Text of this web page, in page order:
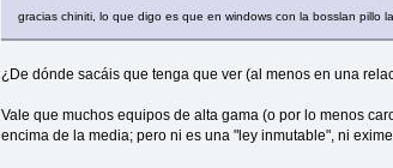
gracias chiniti, lo que digo es que en windows con la bosslan pillo
¿De dónde sacáis que tenga que ver (al menos en una
Vale que muchos equipos de alta gama (o por lo menos
encima de la media; pero ni es una "ley inmutable", ni